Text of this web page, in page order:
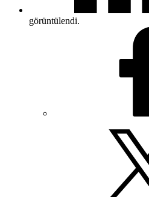
görüntülendi.